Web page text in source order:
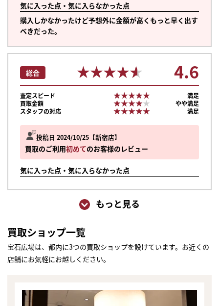
気に入った点・気に入らなかった点
購入しかなかったけど予想外に金額が高くもっと早く出す
べきだった。
投稿日 2024/10/25 新宿店
買取のご利用初めてのお客様のレビュー
気に入った点・気に入らなかった点
総合 ★★★★★
★★★★★ 4.6
査定スピード ★★★★★
★★★★★
満足
買取金額
★★★★★
★★★★★
やや満足
スタッフの対応
★★★★★
★★★★★ 満足
もっと見る
買取ショップ一覧
宝石広場は、都内に3つの買取ショップを設けています。お近くの
店舗にお気軽にお越しください。
かんたん30秒でお試し査定